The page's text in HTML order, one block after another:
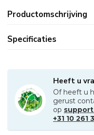
Productomschrijving
Specificaties
Heeft u
Of heeft u
gerust
op
+31 10 261